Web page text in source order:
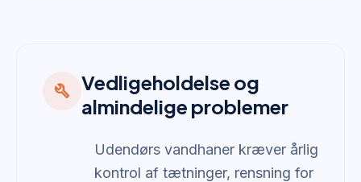
build Vedligeholdelse og
almindelige problemer
Udendørs vandhaner kræver årlig
kontrol af tætninger, rensning for